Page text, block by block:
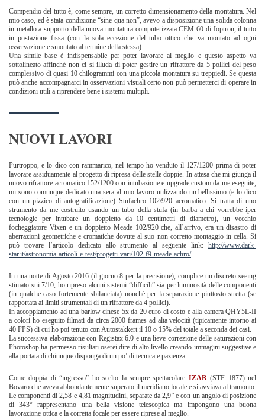
Compendio del tutto è, come sempre, un corretto dimensionamento della montatura. Nel
mio caso, ed è stata condizione “sine qua non”, avevo a disposizione una solida colonna
in metallo a supporto della nuova montatura computerizzata CEM-60 di Ioptron, il tutto
in postazione fissa (con la sola eccezione del tubo ottico che va montato ad ogni
osservazione e smontato al termine della stessa).
Una simile base è indispensabile per poter lavorare al meglio e questo aspetto va
sottolineato affinché non ci si illuda di poter gestire un rifrattore da 5 pollici del peso
complessivo di quasi 10 chilogrammi con una piccola montatura su treppiedi. Se questa
può anche accompagnarci in osservazioni visuali certo non può permetterci di operare in
condizioni utili a riprendere bene i sistemi multipli.
NUOVI LAVORI
Purtroppo, e lo dico con rammarico, nel tempo ho venduto il 127/1200 prima di poter
lavorare assiduamente al progetto di ripresa delle stelle doppie. In attesa che mi giunga il
nuovo rifrattore acromatico 152/1200 con intubazione e upgrade custom da me eseguite,
mi sono comunque dedicato una sera al mio lavoro utilizzando un bellissimo (e lo dico
con un pizzico di autogratificazione) Stufachro 102/920 acromatico. Si tratta di uno
strumento da me costruito usando un tubo della stufa (in barba a chi vorrebbe iper
tecnologie per intubare un doppietto da 10 centimetri di diametro), un vecchio
focheggiatore Vixen e un doppietto Meade 102/920 che, all’arrivo, era un disastro di
aberrazioni geometriche e cromatiche dovute al suo non corretto montaggio in cella. Si
può trovare l’articolo dedicato allo strumento al seguente link: http://www.dark-
star.it/astronomia-articoli-e-test/progetti-vari/102-f9-meade-achro/
In una notte di Agosto 2016 (il giorno 8 per la precisione), complice un discreto seeing
stimato sui 7/10, ho ripreso alcuni sistemi “difficili” sia per luminosità delle componenti
(in qualche caso fortemente sbilanciata) nonché per la separazione piuttosto stretta (se
rapportata ai limiti strumentali di un rifrattore da 4 pollici).
In accoppiamento ad una barlow cinese 5x da 20 euro di costo e alla camera QHY5L-II
a colori ho eseguito filmati da circa 2000 frames ad alta velocità (tipicamente intorno ai
40 FPS) di cui ho poi tenuto con Autostakkert il 10 o 15% del totale a seconda dei casi.
La successiva elaborazione con Registax 6.0 e una lieve correzione delle saturazioni con
Photoshop ha permesso risultati oserei dire di alto livello creando immagini suggestive e
alla portata di chiunque disponga di un po’ di tecnica e pazienza.
Come doppia di “ingresso” ho scelto la sempre spettacolare IZAR (STF 1877) nel
Bovaro che aveva abbondantemente superato il meridiano locale e si avviava al tramonto.
Le componenti di 2,58 e 4,81 magnitudini, separate da 2,9” e con un angolo di posizione
di 343° rappresentano una bella visione telescopica ma impongono una buona
lavorazione ottica e la corretta focale per essere riprese al meglio.